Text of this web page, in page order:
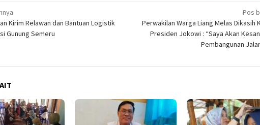
Kirim Relawan dan Bantuan Logistik
Gunung Semeru
Pos
Perwakilan Warga Liang Melas Dikasih
Presiden Jokowi : “Saya Akan
Pembangunan